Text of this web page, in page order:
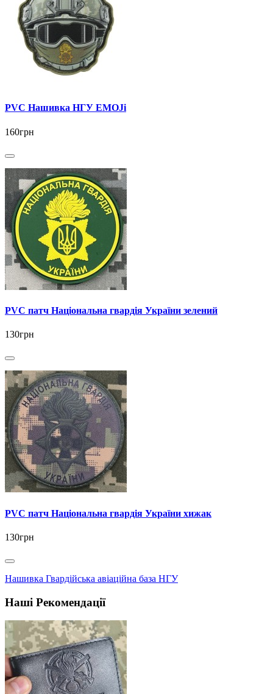
PVC Нашивка НГУ EMOJi
160грн
PVC патч Національна гвардія України зелений
130грн
PVC патч Національна гвардія України хижак
130грн
Нашивка Гвардійська авіаційна база НГУ
Наші Рекомендації